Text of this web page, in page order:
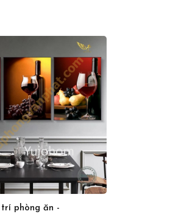
trí phòng ăn -